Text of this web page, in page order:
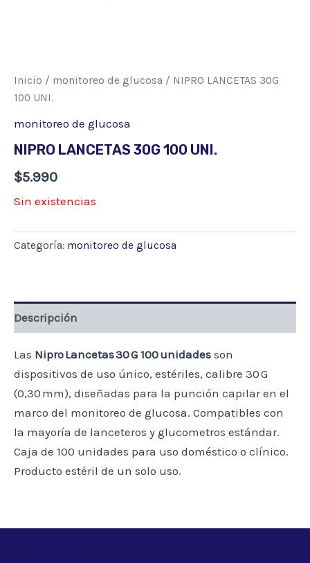
Inicio / monitoreo de glucosa / NIPRO LANCETAS 30G
100 UNI.
monitoreo de glucosa
NIPRO LANCETAS 30G 100 UNI.
$5.990
Sin existencias
Categoría: monitoreo de glucosa
Descripción
Las Nipro Lancetas 30 G 100 unidades son
dispositivos de uso único, estériles, calibre 30 G
(0,30 mm), diseñadas para la punción capilar en el
marco del monitoreo de glucosa. Compatibles con
la mayoría de lanceteros y glucometros estándar.
Caja de 100 unidades para uso doméstico o clínico.
Producto estéril de un solo uso.